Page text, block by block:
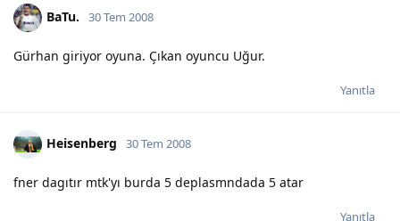
BaTu. 30 Tem 2008
Gürhan giriyor oyuna. Çıkan oyuncu Uğur.
Yanıtla
Heisenberg 30 Tem 2008
fner dagıtır mtk'yı burda 5 deplasmndada 5 atar
Yanıtla